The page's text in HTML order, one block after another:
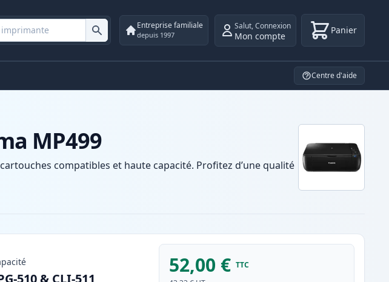
Entreprise familiale
depuis 1997
Salut,Connexion
Mon compte Panier
Centre d'aide
MP499
compatibles et haute capacité. Profitez d’une qualité
52,00 € TTC